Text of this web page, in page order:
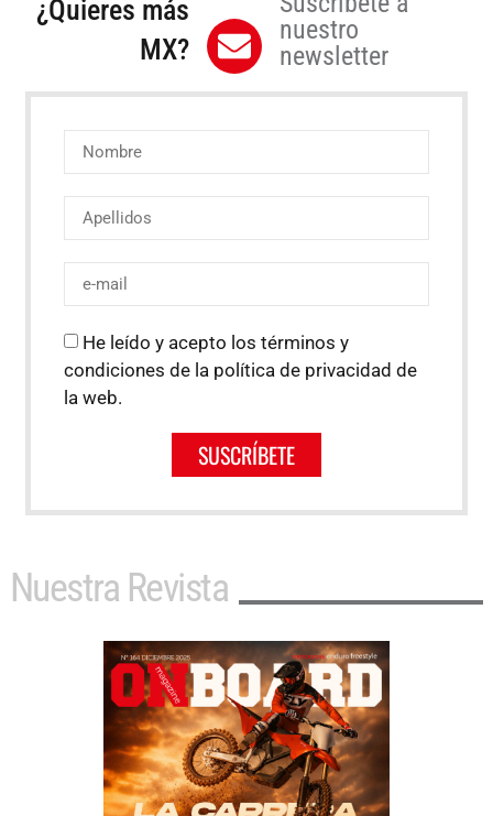
¿Quieres más
MX?
nuestro
newsletter
He leído y acepto los términos y
condiciones de la política de privacidad de
la web.
SUSCRÍBETE
Nuestra Revista